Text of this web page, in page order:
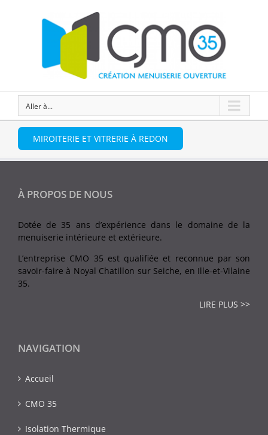
Aller à...
MIROITERIE ET VITRERIE À REDON
À PROPOS DE NOUS
Dotée de 35 ans d’expérience dans le domaine de la
menuiserie intérieure et extérieure.
L’entreprise CMO 35 est qualifiée et reconnue par son
savoir-faire à Noyal Chatillon sur Seiche, en Ille-et-Vilaine
35.
LIRE PLUS >>
NAVIGATION
Accueil
CMO 35
Isolation Thermique